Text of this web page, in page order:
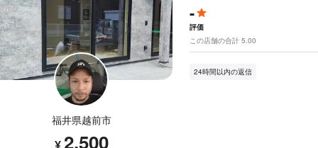
福井県越前市
2,500
-
評価
この店舗の合計 5.00
24時間以内の返信